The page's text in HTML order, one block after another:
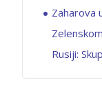
Zaharova
Rusiji: